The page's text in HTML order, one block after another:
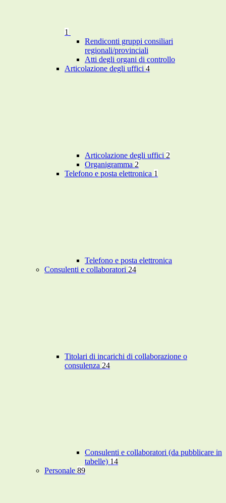
1
Rendiconti gruppi consiliari
regionali/provinciali
Atti degli organi di controllo
Articolazione degli uffici 4
Articolazione degli uffici 2
Organigramma 2
Telefono e posta elettronica 1
Telefono e posta elettronica
Consulenti e collaboratori 24
Titolari di incarichi di collaborazione o
consulenza 24
Consulenti e collaboratori (da pubblicare in
tabelle) 14
Personale 89